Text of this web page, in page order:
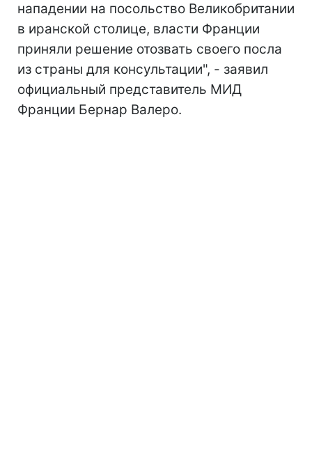
нападении на посольство Великобритании
в иранской столице, власти Франции
приняли решение отозвать своего посла
из страны для консультации", - заявил
официальный представитель МИД
Франции Бернар Валеро.